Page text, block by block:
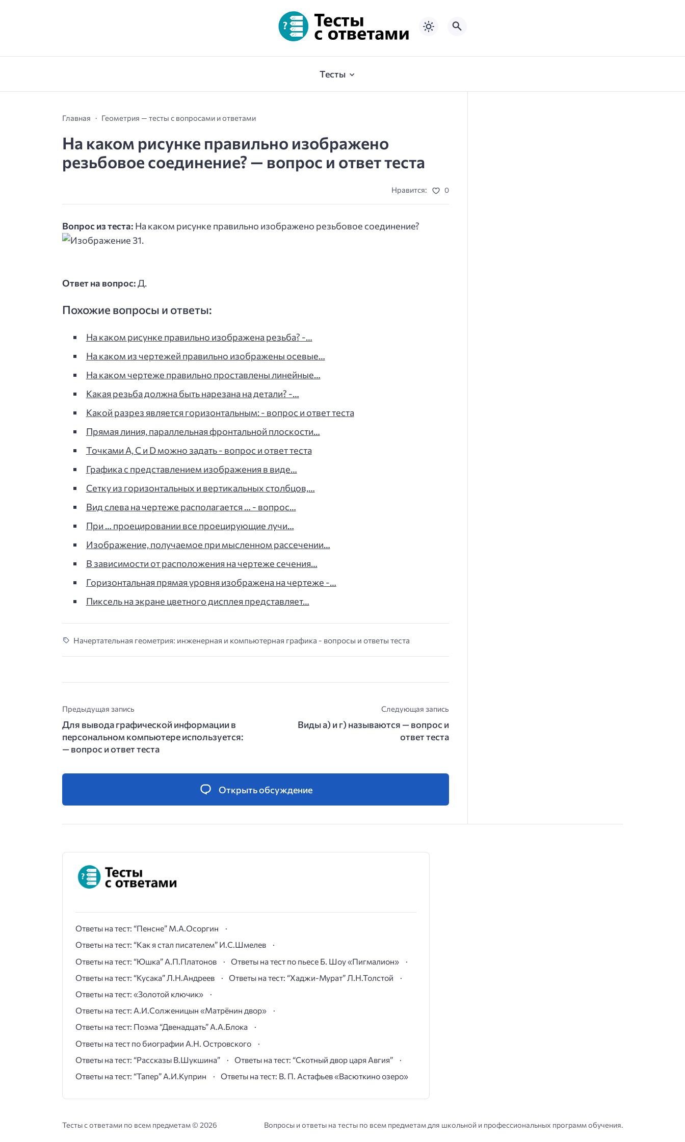
Тесты
Главная Геометрия — тесты с вопросами и ответами
На каком рисунке правильно изображено
резьбовое соединение? — вопрос и ответ теста
Нравится: 0
Вопрос из теста: На каком рисунке правильно изображено резьбовое соединение?
Ответ на вопрос:Д.
Похожие вопросы и ответы:
На каком рисунке правильно изображена резьба? -…
На каком из чертежей правильно изображены осевые…
На каком чертеже правильно проставлены линейные…
Какая резьба должна быть нарезана на детали? -…
Какой разрез является горизонтальным: - вопрос и ответ теста
Прямая линия, параллельная фронтальной плоскости…
Точками А, С и D можно задать - вопрос и ответ теста
Графика с представлением изображения в виде…
Сетку из горизонтальных и вертикальных столбцов,…
Вид слева на чертеже располагается … - вопрос…
При … проецировании все проецирующие лучи…
Изображение, получаемое при мысленном рассечении…
В зависимости от расположения на чертеже сечения…
Горизонтальная прямая уровня изображена на чертеже -…
Пиксель на экране цветного дисплея представляет…
Начертательная геометрия: инженерная и компьютерная графика - вопросы и ответы теста
Предыдущая запись
Для вывода графической информации в
персональном компьютере используется:
— вопрос и ответ теста
Следующая запись
Виды а) и г) называются — вопрос и
ответ теста
Открыть обсуждение
Ответы на тест: “Пенсне” М.А.Осоргин
Ответы на тест: “Как я стал писателем” И.С.Шмелев
Ответы на тест: “Юшка” А.П.Платонов
Ответы на тест по пьесе Б. Шоу «Пигмалион»
Ответы на тест: “Кусака” Л.Н.Андреев
Ответы на тест: “Хаджи-Мурат” Л.Н.Толстой
Ответы на тест: «Золотой ключик»
Ответы на тест: А.И.Солженицын «Матрёнин двор»
Ответы на тест: Поэма “Двенадцать” А.А.Блока
Ответы на тест по биографии А.Н. Островского
Ответы на тест: “Рассказы В.Шукшина”
Ответы на тест: “Скотный двор царя Авгия”
Ответы на тест: “Тапер” А.И.Куприн
Ответы на тест: В. П. Астафьев «Васюткино озеро»
Тесты с ответами по всем предметам © 2026 Вопросы и ответы на тесты по всем предметам для школьной и профессиональных программ обучения.